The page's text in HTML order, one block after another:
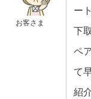
お客さま
ー
下
ペ
て
紹